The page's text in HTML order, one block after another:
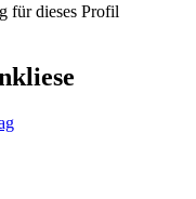
für dieses Profil